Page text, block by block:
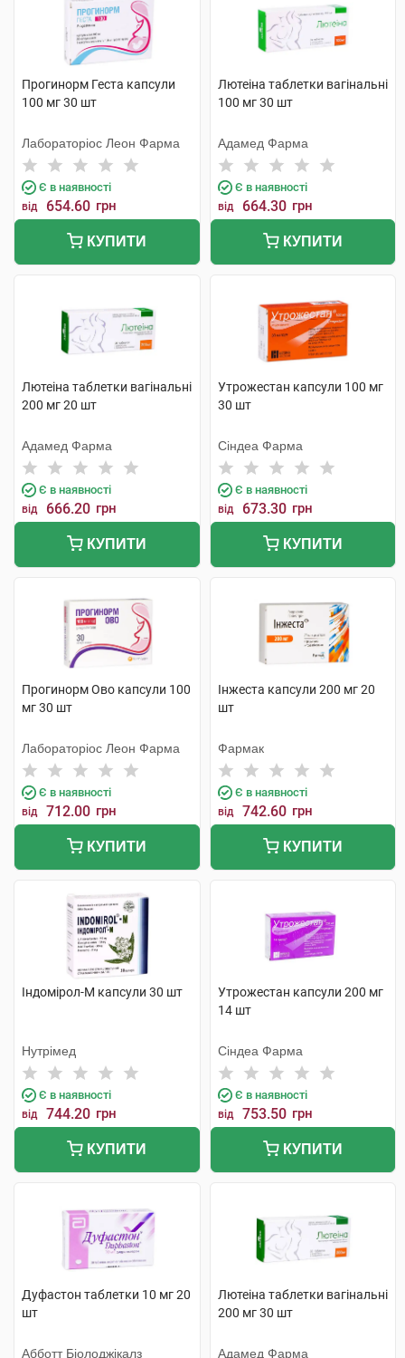
Прогинорм Геста капсули
100 мг 30 шт
Лабораторіос Леон Фарма
Є в наявності
від 654.60 грн
КУПИТИ
Лютеіна таблетки вагінальні
100 мг 30 шт
Адамед Фарма
Є в наявності
від 664.30 грн
КУПИТИ
Лютеіна таблетки вагінальні
200 мг 20 шт
Адамед Фарма
Є в наявності
від 666.20 грн
КУПИТИ
Утрожестан капсули 100 мг
30 шт
Сіндеа Фарма
Є в наявності
від 673.30 грн
КУПИТИ
Прогинорм Ово капсули 100
мг 30 шт
Лабораторіос Леон Фарма
Є в наявності
від 712.00 грн
КУПИТИ
Інжеста капсули 200 мг 20
шт
Фармак
Є в наявності
від 742.60 грн
КУПИТИ
Індомірол-М капсули 30 шт
Нутрімед
Є в наявності
від 744.20 грн
КУПИТИ
Утрожестан капсули 200 мг
14 шт
Сіндеа Фарма
Є в наявності
від 753.50 грн
КУПИТИ
Дуфастон таблетки 10 мг 20
шт
Абботт Біолоджікалз
Лютеіна таблетки вагінальні
200 мг 30 шт
Адамед Фарма